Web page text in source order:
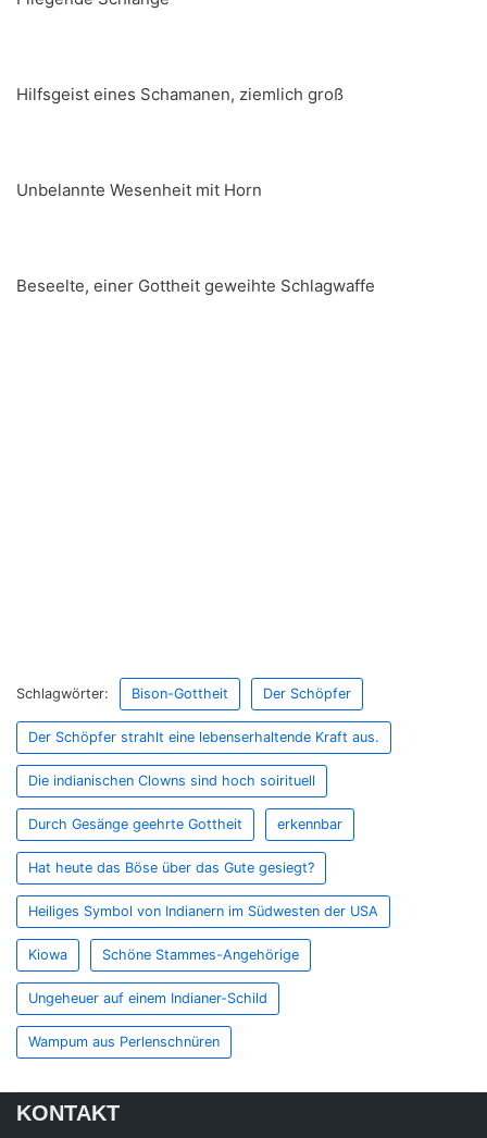
Hilfsgeist eines Schamanen, ziemlich groß
Unbelannte Wesenheit mit Horn
Beseelte, einer Gottheit geweihte Schlagwaffe
Schlagwörter: Bison-Gottheit Der Schöpfer
Der Schöpfer strahlt eine lebenserhaltende Kraft aus.
Die indianischen Clowns sind hoch soirituell
Durch Gesänge geehrte Gottheit erkennbar
Hat heute das Böse über das Gute gesiegt?
Heiliges Symbol von Indianern im Südwesten der USA
Kiowa Schöne Stammes-Angehörige
Ungeheuer auf einem Indianer-Schild
Wampum aus Perlenschnüren
KONTAKT